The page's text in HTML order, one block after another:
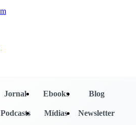
Jornal Ebooks Blog
Podcasts Mídias Newsletter